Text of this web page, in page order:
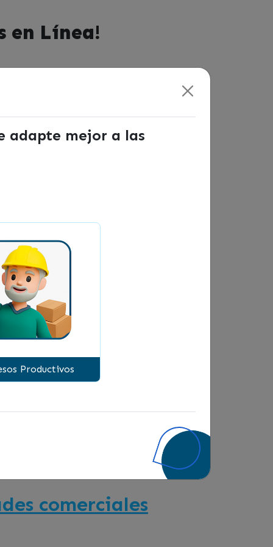
en Línea!
el SII de manera formal,
tu negocio de manera digital.
y digital», la
del Ministerio de Economía,
fuera no te preocupes, también
exitosa y digital.
comerciales
adapte mejor a las
Productivos